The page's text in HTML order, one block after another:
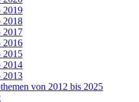
2019
2018
2017
2016
2015
2014
2013
von 2012 bis 2025